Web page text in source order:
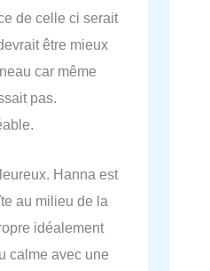
de celle ci serait
être mieux
car même
pas.
Hanna est
au milieu de la
idéalement
calme avec une